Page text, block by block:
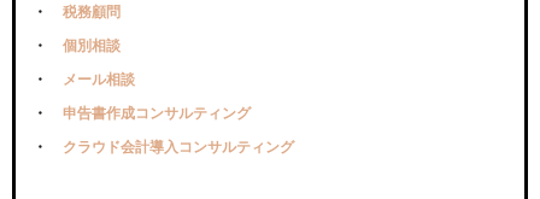
税務顧問
個別相談
メール相談
申告書作成コンサルティング
クラウド会計導入コンサルティング